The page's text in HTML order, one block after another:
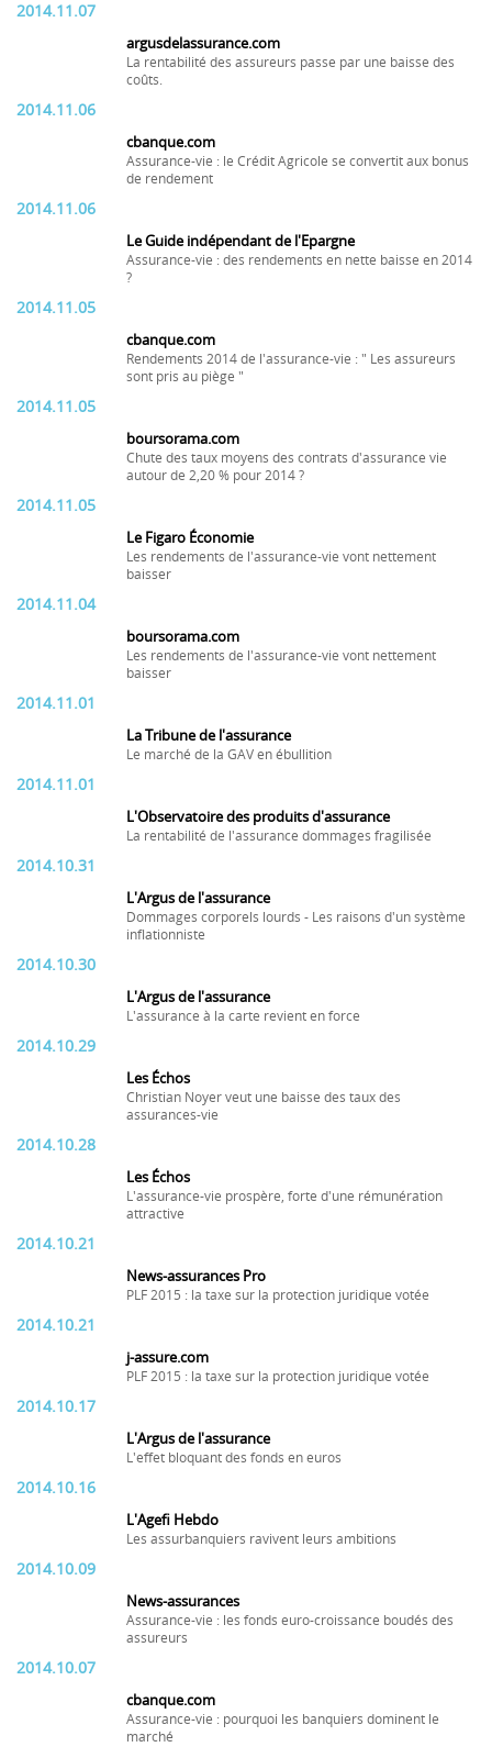
2014.11.07
argusdelassurance.com
La rentabilité des assureurs passe par une baisse des
coûts.
2014.11.06
cbanque.com
Assurance-vie : le Crédit Agricole se convertit aux bonus
de rendement
2014.11.06
Le Guide indépendant de l'Epargne
Assurance-vie : des rendements en nette baisse en 2014
?
2014.11.05
cbanque.com
Rendements 2014 de l'assurance-vie : " Les assureurs
sont pris au piège "
2014.11.05
boursorama.com
Chute des taux moyens des contrats d'assurance vie
autour de 2,20 % pour 2014 ?
2014.11.05
Le Figaro Économie
Les rendements de l'assurance-vie vont nettement
baisser
2014.11.04
boursorama.com
Les rendements de l'assurance-vie vont nettement
baisser
2014.11.01
La Tribune de l'assurance
Le marché de la GAV en ébullition
2014.11.01
L'Observatoire des produits d'assurance
La rentabilité de l'assurance dommages fragilisée
2014.10.31
L'Argus de l'assurance
Dommages corporels lourds - Les raisons d'un système
inflationniste
2014.10.30
L'Argus de l'assurance
L'assurance à la carte revient en force
2014.10.29
Les Échos
Christian Noyer veut une baisse des taux des
assurances-vie
2014.10.28
Les Échos
L'assurance-vie prospère, forte d'une rémunération
attractive
2014.10.21
News-assurances Pro
PLF 2015 : la taxe sur la protection juridique votée
2014.10.21
j-assure.com
PLF 2015 : la taxe sur la protection juridique votée
2014.10.17
L'Argus de l'assurance
L'effet bloquant des fonds en euros
2014.10.16
L'Agefi Hebdo
Les assurbanquiers ravivent leurs ambitions
2014.10.09
News-assurances
Assurance-vie : les fonds euro-croissance boudés des
assureurs
2014.10.07
cbanque.com
Assurance-vie : pourquoi les banquiers dominent le
marché